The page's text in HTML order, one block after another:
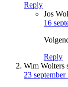
Reply
Jos
16
Reply
Wim Wolters
23